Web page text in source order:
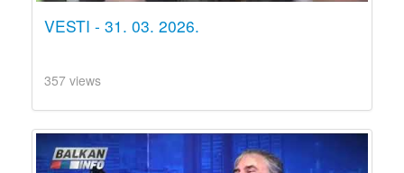
VESTI - 31. 03. 2026.
357 views